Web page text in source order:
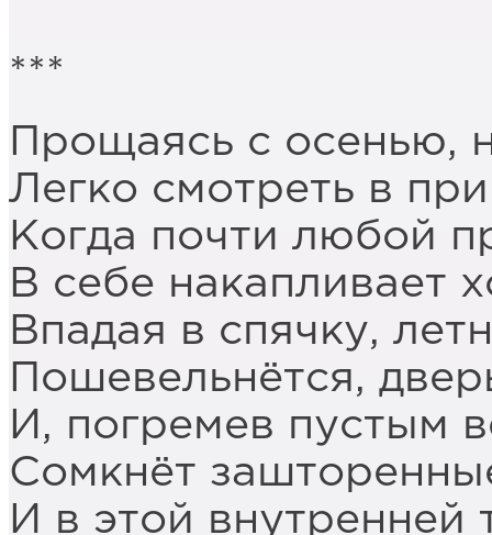
***
Прощаясь с осенью,
Легко смотреть в
Когда почти любой
В себе накапливает
Впадая в спячку,
Пошевельнётся,
И, погремев пустым
Сомкнёт
И в этой внутренней